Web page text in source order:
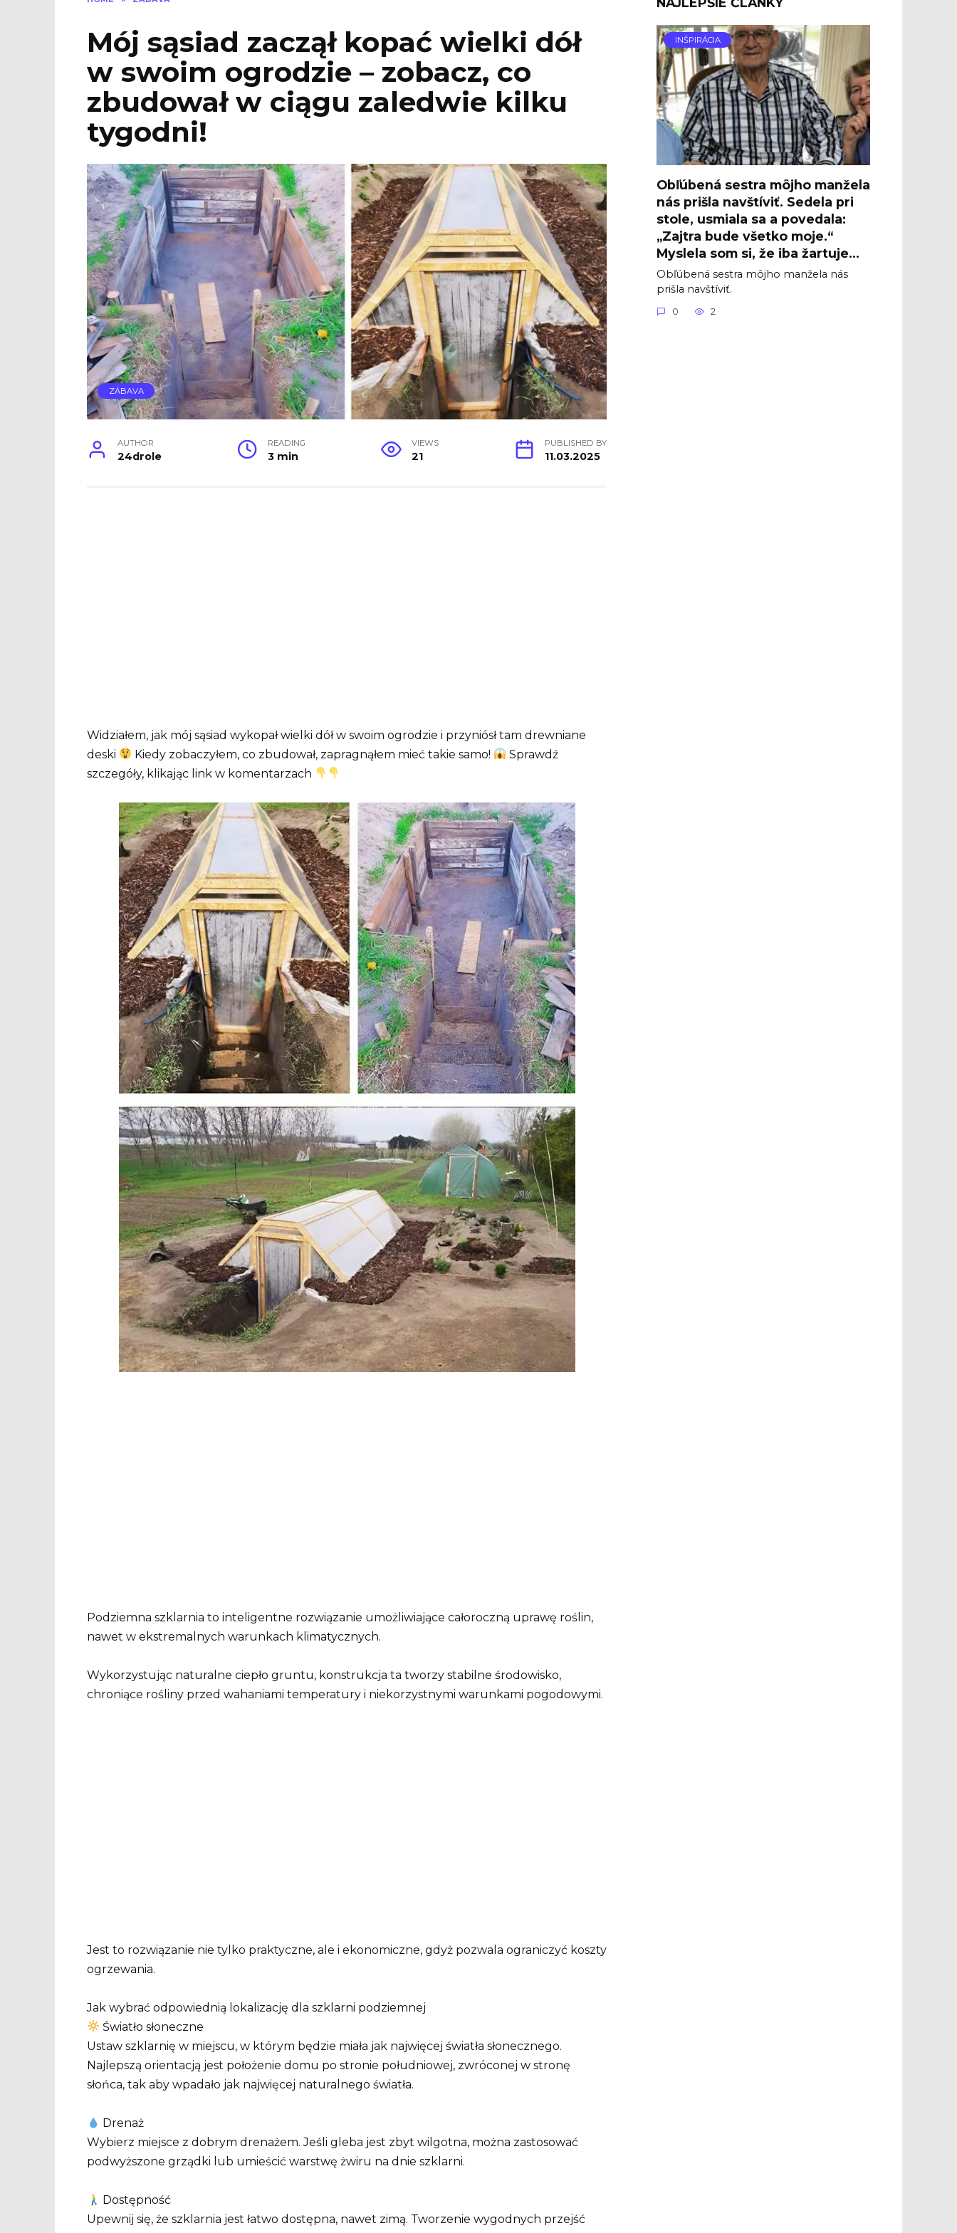
Mój sąsiad zaczął kopać wielki dół
w swoim ogrodzie – zobacz, co
zbudował w ciągu zaledwie kilku
tygodni!
ZÁBAVA
AUTHOR
24drole
READING
3 min
VIEWS
21
PUBLISHED BY
11.03.2025
Widziałem, jak mój sąsiad wykopał wielki dół w swoim ogrodzie i przyniósł tam drewniane
deski
Kiedy zobaczyłem, co zbudował, zapragnąłem mieć takie samo!
Sprawdź
szczegóły, klikając link w komentarzach
Podziemna szklarnia to inteligentne rozwiązanie umożliwiające całoroczną uprawę roślin,
nawet w ekstremalnych warunkach klimatycznych.
Wykorzystując naturalne ciepło gruntu, konstrukcja ta tworzy stabilne środowisko,
chroniące rośliny przed wahaniami temperatury i niekorzystnymi warunkami pogodowymi.
Jest to rozwiązanie nie tylko praktyczne, ale i ekonomiczne, gdyż pozwala ograniczyć koszty
ogrzewania.
Jak wybrać odpowiednią lokalizację dla szklarni podziemnej
Światło słoneczne
Ustaw szklarnię w miejscu, w którym będzie miała jak najwięcej światła słonecznego.
Najlepszą orientacją jest położenie domu po stronie południowej, zwróconej w stronę
słońca, tak aby wpadało jak najwięcej naturalnego światła.
Drenaż
Wybierz miejsce z dobrym drenażem. Jeśli gleba jest zbyt wilgotna, można zastosować
podwyższone grządki lub umieścić warstwę żwiru na dnie szklarni.
Dostępność
Upewnij się, że szklarnia jest łatwo dostępna, nawet zimą. Tworzenie wygodnych przejść
INŠPIRÁCIA
Obľúbená sestra môjho manžela
nás prišla navštíviť. Sedela pri
stole, usmiala sa a povedala:
„Zajtra bude všetko moje.“
Myslela som si, že iba žartuje…
Obľúbená sestra môjho manžela nás
prišla navštíviť.
0 2